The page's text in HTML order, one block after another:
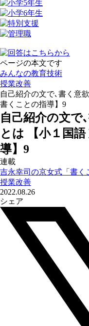
ページの本文です
みんなの教育技術
授業改善
自己紹介の文で､書く意
書くことの指導】9
自己紹介の文で
とは 【小１国
導】9
連載
吉永幸司の京女式「書く
授業改善
2022.08.26
シェア